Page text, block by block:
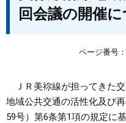
くらし・環境
しごと・産業・観光
回会議の開催
ページ番号
ＪＲ美祢線が担ってきた交
地域公共交通の活性化及び
59号）第6条第1項の規定に